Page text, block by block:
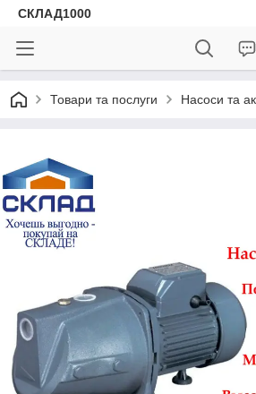
СКЛАД1000
Товари та послуги Насоси та